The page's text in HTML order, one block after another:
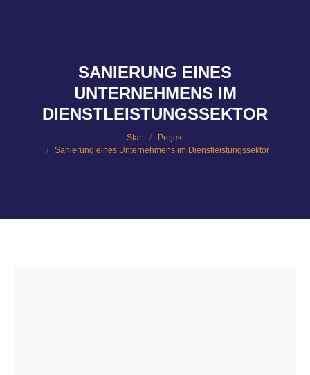
SANIERUNG EINES
UNTERNEHMENS IM
DIENSTLEISTUNGSSEKTOR
Sie befinden sich hier:
Start
Projekt
Sanierung eines Unternehmens im Dienstleistungssektor